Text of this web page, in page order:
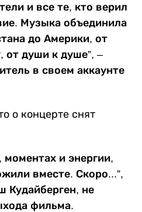
и все те, кто верил
Музыка объединила
до Америки, от
от души к душе”, –
в своем аккаунте
о концерте снят
моментах и энергии,
вместе. Скоро...”,
Кудайберген, не
фильма.